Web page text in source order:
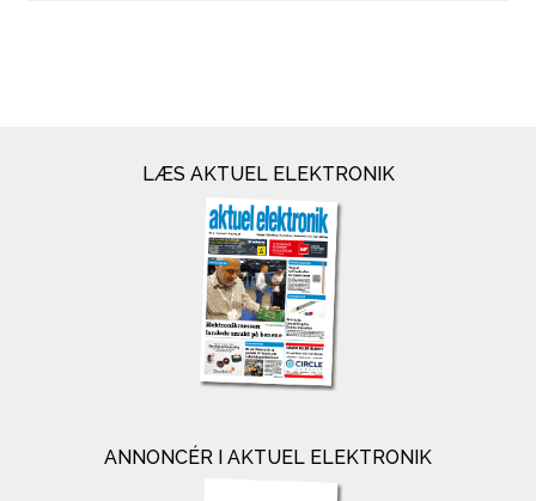
LÆS AKTUEL ELEKTRONIK
ANNONCÉR I AKTUEL ELEKTRONIK